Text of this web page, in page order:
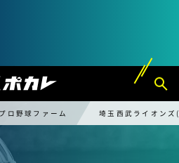
プロ野球ファーム 埼玉西武ライオン